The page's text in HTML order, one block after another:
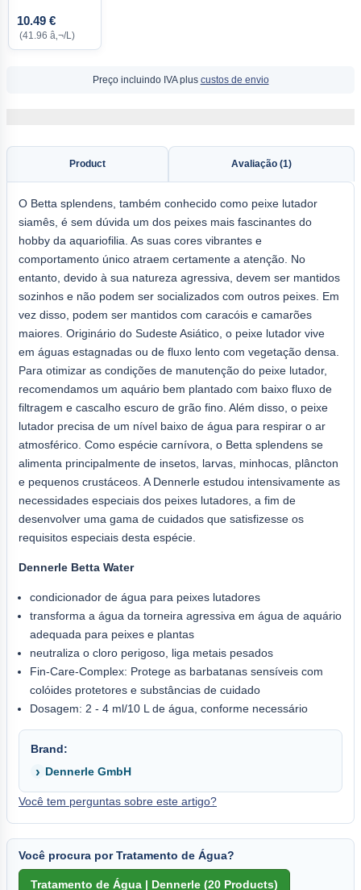
10.49 €
(41.96 â‚¬/L)
Preço incluindo IVA plus custos de envio
Product Avaliação (1)
O Betta splendens, também conhecido como peixe lutador
siamês, é sem dúvida um dos peixes mais fascinantes do
hobby da aquariofilia. As suas cores vibrantes e
comportamento único atraem certamente a atenção. No
entanto, devido à sua natureza agressiva, devem ser mantidos
sozinhos e não podem ser socializados com outros peixes. Em
vez disso, podem ser mantidos com caracóis e camarões
maiores. Originário do Sudeste Asiático, o peixe lutador vive
em águas estagnadas ou de fluxo lento com vegetação densa.
Para otimizar as condições de manutenção do peixe lutador,
recomendamos um aquário bem plantado com baixo fluxo de
filtragem e cascalho escuro de grão fino. Além disso, o peixe
lutador precisa de um nível baixo de água para respirar o ar
atmosférico. Como espécie carnívora, o Betta splendens se
alimenta principalmente de insetos, larvas, minhocas, plâncton
e pequenos crustáceos. A Dennerle estudou intensivamente as
necessidades especiais dos peixes lutadores, a fim de
desenvolver uma gama de cuidados que satisfizesse os
requisitos especiais desta espécie.
Dennerle Betta Water
condicionador de água para peixes lutadores
transforma a água da torneira agressiva em água de aquário
adequada para peixes e plantas
neutraliza o cloro perigoso, liga metais pesados
Fin-Care-Complex: Protege as barbatanas sensíveis com
colóides protetores e substâncias de cuidado
Dosagem: 2 - 4 ml/10 L de água, conforme necessário
Brand:
Dennerle GmbH
Você tem perguntas sobre este artigo?
Você procura por Tratamento de Água?